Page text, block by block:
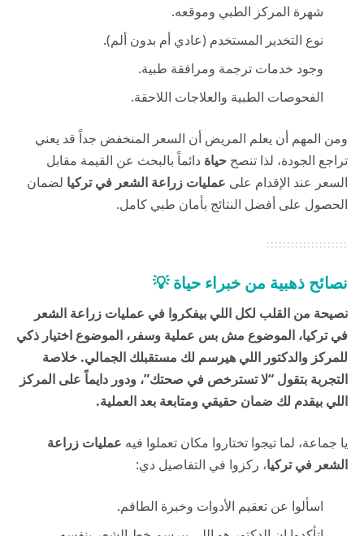
شهرة المركز الطبي وموقعه.
نوع التخدير المستخدم (عادي أم بدون ألم).
وجود خدمات ترجمة ومرافقة طبية.
الفحوصات الطبية والعلاجات اللاحقة.
ومن المهم أن يعلم المريض أن السعر المنخفض جداً قد يعني
تراجع الجودة، لذا تنصح حياة دائماً بالبحث عن القيمة مقابل
السعر عند الإقدام على عمليات زراعة الشعر في تركيا لضمان
الحصول على أفضل النتائج بأمان طبي كامل.
نصائح ذهبية من خبراء حياة 💡
نصيحة من القلب لكل اللي بيفكروا في عمليات زراعة الشعر
في تركيا، الموضوع مش بس عملية وسفر، الموضوع اختيار ذكي
للمركز والدكتور اللي هيرسم لك مستقبلك الجمالي. خلاصة
التجربة بتقول “لا تسترخص في صحتك”، ودور دايماً على المركز
اللي بيقدم لك ضمان حقيقي ومتابعة بعد العملية.
يا جماعة، لما تيجوا تختاروا مكان تعملوا فيه عمليات زراعة
الشعر في تركيا، ركزوا في التفاصيل دي:
اسألوا عن تعقيم الأدوات وخبرة الطاقم.